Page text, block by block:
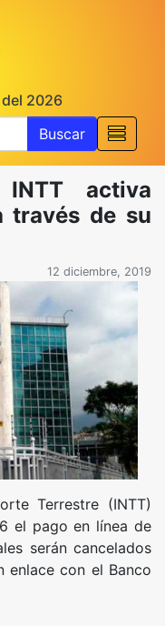
2026
Buscar
INTT activa
través de su
12 diciembre, 2019
Terrestre (INTT)
el pago en línea de
serán cancelados
enlace con el Banco